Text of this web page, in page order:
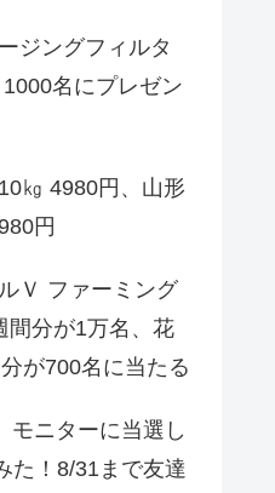
ジングフィルタ
名にプレゼン
㎏ 4980円、山形
円
Ｖ ファーミング
間分が1万名、花
が700名に当たる
モニターに当選し
た！8/31まで友達